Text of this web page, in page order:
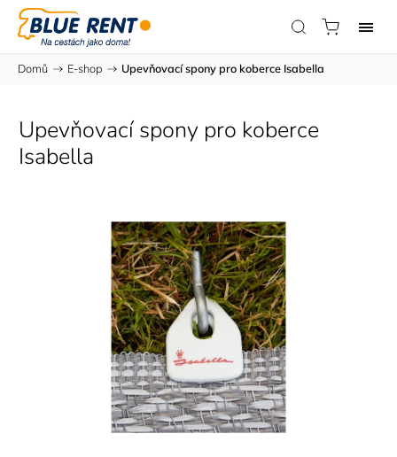
Domů / E-shop / Upevňovací spony pro koberce Isabella
Upevňovací spony pro koberce
Isabella